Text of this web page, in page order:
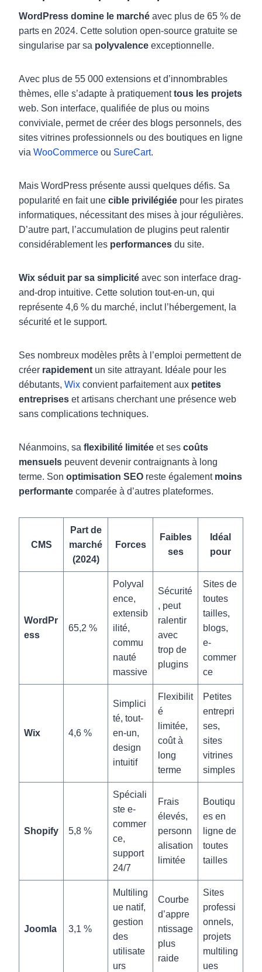
WordPress domine le marché avec plus de 65 % de
parts en 2024. Cette solution open-source gratuite se
singularise par sa polyvalence exceptionnelle.
Avec plus de 55 000 extensions et d’innombrables
thèmes, elle s’adapte à pratiquementtous les projets
web. Son interface, qualifiée de plus ou moins
conviviale, permet de créer des blogs personnels, des
sites vitrines professionnels ou des boutiques en ligne
via WooCommerce ou SureCart.
Mais WordPress présente aussi quelques défis. Sa
popularité en fait une cible privilégiée pour les pirates
informatiques, nécessitant des mises à jour régulières.
D’autre part, l’accumulation de plugins peut ralentir
considérablement les performances du site.
Wix séduit par sa simplicité avec son interface drag-
and-drop intuitive. Cette solution tout-en-un, qui
représente 4,6 % du marché, inclut l’hébergement, la
sécurité et le support.
Ses nombreux modèles prêts à l’emploi permettent de
créer rapidement un site attrayant. Idéale pour les
débutants, Wix convient parfaitement aux petites
entreprises et artisans cherchant une présence web
sans complications techniques.
Néanmoins, sa flexibilité limitée et ses coûts
mensuels peuvent devenir contraignants à long
terme. Son optimisation SEO reste également moins
performante comparée à d’autres plateformes.
CMS
Part de
marché
(2024)
Forces
Faibles
ses
Idéal
pour
WordPr
ess
65,2 %
Polyval
ence,
extensib
ilité,
commu
nauté
massive
Sécurité
, peut
ralentir
avec
trop de
plugins
Sites de
toutes
tailles,
blogs,
e-
commer
ce
Wix 4,6 %
Simplici
té, tout-
en-un,
design
intuitif
Flexibilit
é
limitée,
coût à
long
terme
Petites
entrepri
ses,
sites
vitrines
simples
Shopify 5,8 %
Spéciali
ste e-
commer
ce,
support
24/7
Frais
élevés,
personn
alisation
limitée
Boutiqu
es en
ligne de
toutes
tailles
Joomla 3,1 %
Multiling
ue natif,
gestion
des
utilisate
urs
Courbe
d’appre
ntissage
plus
raide
Sites
professi
onnels,
projets
multiling
ues